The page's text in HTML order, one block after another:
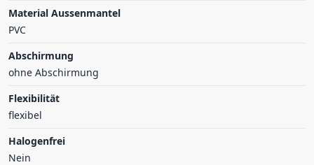
Material Aussenmantel
PVC
Abschirmung
ohne Abschirmung
Flexibilität
flexibel
Halogenfrei
Nein